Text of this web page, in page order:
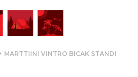
MARTTIINI VINTRO BICAK STANDI